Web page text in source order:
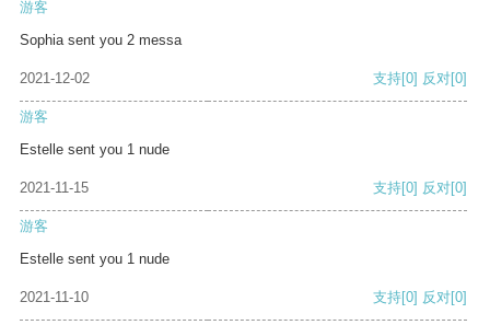
游客
Sophia sent you 2 messa
2021-12-02 支持[0] 反对[0]
游客
Estelle sent you 1 nude
2021-11-15 支持[0] 反对[0]
游客
Estelle sent you 1 nude
2021-11-10 支持[0] 反对[0]